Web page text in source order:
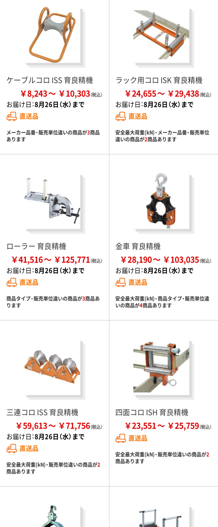
ケーブルコロ ISS 育良精機
￥8,243 ￥10,303
お届け日：8月26日（水）まで
直送品
メーカー品番・販売単位違いの商品が3商品
あります
ラック用コロ ISK 育良精機
￥24,655 ￥29,438
お届け日：8月26日（水）まで
直送品
安全最大荷重(kN)・メーカー品番・販売単位
違いの商品が2商品あります
ローラー 育良精機
￥41,516 ￥125,771
お届け日：8月26日（水）まで
直送品
商品タイプ・販売単位違いの商品が3商品あ
ります
金車 育良精機
￥28,190 ￥103,035
お届け日：8月26日（水）まで
直送品
安全最大荷重(kN)・商品タイプ・販売単位違
いの商品が4商品あります
三連コロ ISS 育良精機
￥59,613 ￥71,756
お届け日：8月26日（水）まで
直送品
安全最大荷重(kN)・販売単位違いの商品が2
商品あります
四面コロ ISH 育良精機
￥23,551 ￥25,759
直送品
安全最大荷重(kN)・販売単位違いの商品が2
商品あります